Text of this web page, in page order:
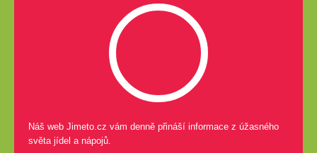
Náš web Jimeto.cz vám denně přináší informace z úžasného
světa jídel a nápojů.